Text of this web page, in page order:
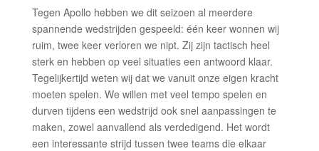
Tegen Apollo hebben we dit seizoen al meerdere
spannende wedstrijden gespeeld: één keer wonnen wij
ruim, twee keer verloren we nipt. Zij zijn tactisch heel
sterk en hebben op veel situaties een antwoord klaar.
Tegelijkertijd weten wij dat we vanuit onze eigen kracht
moeten spelen. We willen met veel tempo spelen en
durven tijdens een wedstrijd ook snel aanpassingen te
maken, zowel aanvallend als verdedigend. Het wordt
een interessante strijd tussen twee teams die elkaar